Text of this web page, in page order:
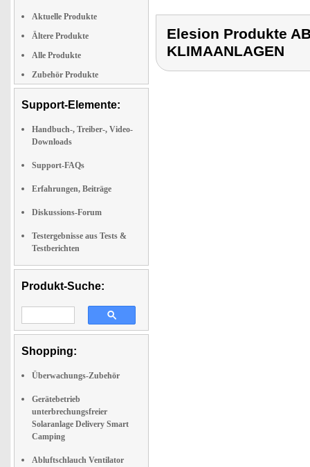
Aktuelle Produkte
Ältere Produkte
Alle Produkte
Zubehör Produkte
Support-Elemente:
Handbuch-, Treiber-, Video-
Downloads
Support-FAQs
Erfahrungen, Beiträge
Diskussions-Forum
Testergebnisse aus Tests &
Testberichten
Produkt-Suche:
Shopping:
Überwachungs-Zubehör
Gerätebetrieb
unterbrechungsfreier
Solaranlage Delivery Smart
Camping
Abluftschlauch Ventilator
Elesion Produkte
KLIMAANLAGEN